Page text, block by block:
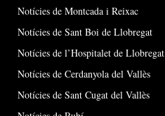
Notícies de Montcada i Reixac
Notícies de Sant Boi de Llobregat
Notícies de l’Hospitalet de Llobregat
Notícies de Cerdanyola del Vallès
Notícies de Sant Cugat del Vallès